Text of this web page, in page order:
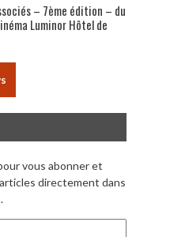
– 7ème édition – du
Luminor Hôtel de
vous abonner et
directement dans